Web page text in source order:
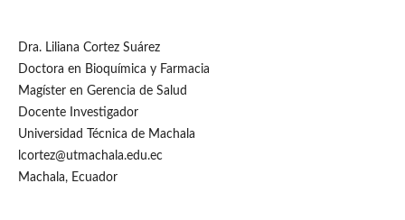
Dra. Liliana Cortez Suárez
Doctora en Bioquímica y Farmacia
Magíster en Gerencia de Salud
Docente Investigador
Universidad Técnica de Machala
lcortez@utmachala.edu.ec
Machala, Ecuador